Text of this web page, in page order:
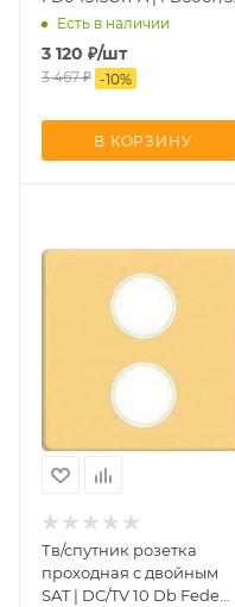
FD16-BAST
Есть в наличии
3 120 ₽/шт
3 467₽ -10%
В КОРЗИНУ
Тв/спутник розетка
проходная с двойным
SAT | DC/TV 10 Db Fede